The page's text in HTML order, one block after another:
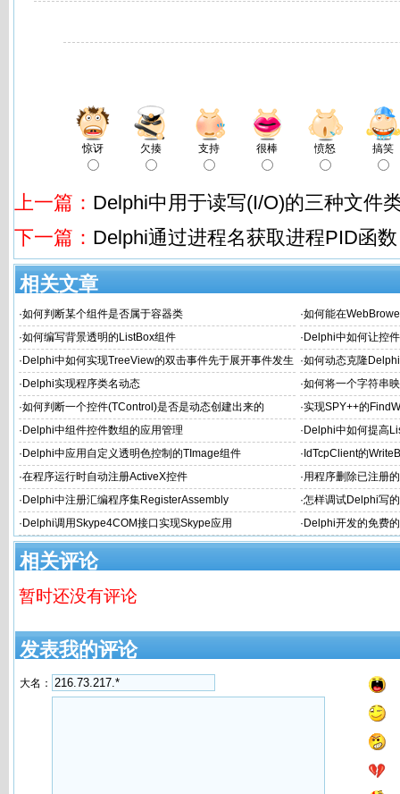
惊讶 欠揍 支持 很棒 愤怒 搞笑
上一篇： Delphi中用于读写(I/O)的三种文件
下一篇： Delphi通过进程名获取进程PID函数
相关文章
·如何判断某个组件是否属于容器类 ·如何能在
·如何编写背景透明的ListBox组件 · Delphi中如何让控
· Delphi中如何实现TreeView的双击事件先于展开事件发生 ·如何动态克隆
· Delphi实现程序类名动态 ·如何将一个字符串
·如何判断一个控件(TControl)是否是动态创建出来的 ·实现SPY++的
体或内部Object的边
· Delphi中组件控件数组的应用管理 · Delphi中如何提高
· Delphi中应用自定义透明色控制的TImage组件 · IdTcpClient的
·在程序运行时自动注册ActiveX控件 ·用程序删除已注册
· Delphi中注册汇编程序集RegisterAssembly ·怎样调试Delphi写
· Delphi调用Skype4COM接口实现Skype应用 · Delphi开发的免费
相关评论
暂时还没有评论
发表我的评论
大名：